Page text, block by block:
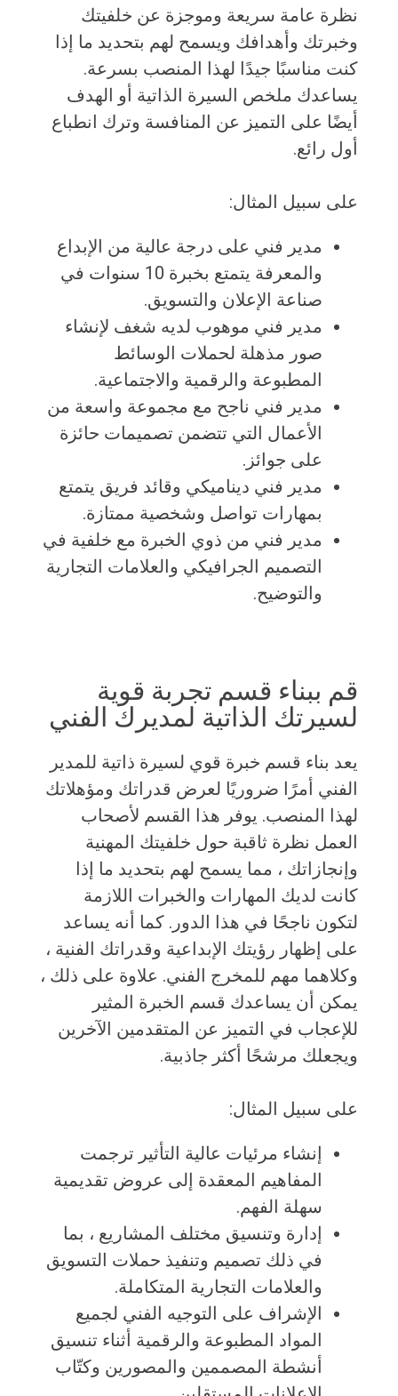
نظرة عامة سريعة وموجزة عن خلفيتك
وخبرتك وأهدافك ويسمح لهم بتحديد ما إذا
كنت مناسبًا جيدًا لهذا المنصب بسرعة.
يساعدك ملخص السيرة الذاتية أو الهدف
أيضًا على التميز عن المنافسة وترك انطباع
أول رائع.
على سبيل المثال:
مدير فني على درجة عالية من الإبداع
والمعرفة يتمتع بخبرة 10 سنوات في
صناعة الإعلان والتسويق.
مدير فني موهوب لديه شغف لإنشاء
صور مذهلة لحملات الوسائط
المطبوعة والرقمية والاجتماعية.
مدير فني ناجح مع مجموعة واسعة من
الأعمال التي تتضمن تصميمات حائزة
على جوائز.
مدير فني ديناميكي وقائد فريق يتمتع
بمهارات تواصل وشخصية ممتازة.
مدير فني من ذوي الخبرة مع خلفية في
التصميم الجرافيكي والعلامات التجارية
والتوضيح.
قم ببناء قسم تجربة قوية
لسيرتك الذاتية لمديرك الفني
يعد بناء قسم خبرة قوي لسيرة ذاتية للمدير
الفني أمرًا ضروريًا لعرض قدراتك ومؤهلاتك
لهذا المنصب. يوفر هذا القسم لأصحاب
العمل نظرة ثاقبة حول خلفيتك المهنية
وإنجازاتك ، مما يسمح لهم بتحديد ما إذا
كانت لديك المهارات والخبرات اللازمة
لتكون ناجحًا في هذا الدور. كما أنه يساعد
على إظهار رؤيتك الإبداعية وقدراتك الفنية ،
وكلاهما مهم للمخرج الفني. علاوة على ذلك ،
يمكن أن يساعدك قسم الخبرة المثير
للإعجاب في التميز عن المتقدمين الآخرين
ويجعلك مرشحًا أكثر جاذبية.
على سبيل المثال:
إنشاء مرئيات عالية التأثير ترجمت
المفاهيم المعقدة إلى عروض تقديمية
سهلة الفهم.
إدارة وتنسيق مختلف المشاريع ، بما
في ذلك تصميم وتنفيذ حملات التسويق
والعلامات التجارية المتكاملة.
الإشراف على التوجيه الفني لجميع
المواد المطبوعة والرقمية أثناء تنسيق
أنشطة المصممين والمصورين وكتّاب